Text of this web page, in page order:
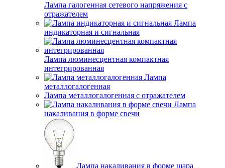
Лампа галогенная сетевого напряжения с
отражателем
Лампа
индикаторная и сигнальная
Лампа люминесцентная компактная
интегрированная
Лампа
металлогалогенная
Лампа металлогалогенная с отражателем
Лампа
накаливания в форме свечи
Лампа накаливания в форме шара